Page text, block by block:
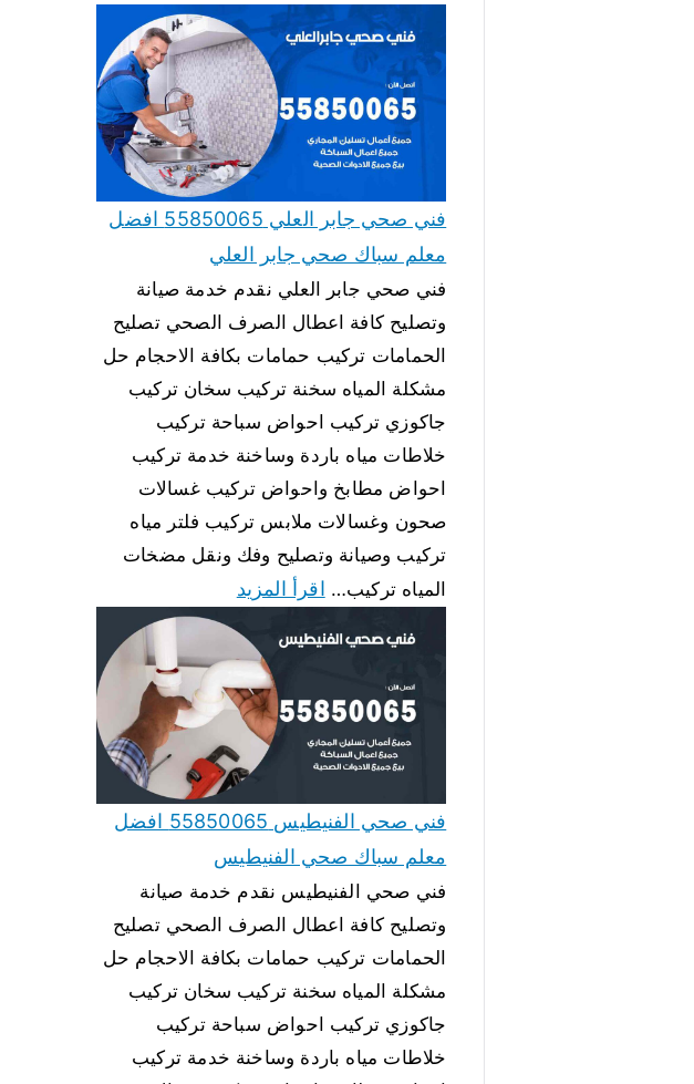
فني صحي جابر العلي 55850065 افضل
معلم سباك صحي جابر العلي
فني صحي جابر العلي نقدم خدمة صيانة
وتصليح كافة اعطال الصرف الصحي تصليح
الحمامات تركيب حمامات بكافة الاحجام حل
مشكلة المياه سخنة تركيب سخان تركيب
جاكوزي تركيب احواض سباحة تركيب
خلاطات مياه باردة وساخنة خدمة تركيب
احواض مطابخ واحواض تركيب غسالات
صحون وغسالات ملابس تركيب فلتر مياه
تركيب وصيانة وتصليح وفك ونقل مضخات
المياه تركيب… اقرأ المزيد
فني صحي الفنيطيس 55850065 افضل
معلم سباك صحي الفنيطيس
فني صحي الفنيطيس نقدم خدمة صيانة
وتصليح كافة اعطال الصرف الصحي تصليح
الحمامات تركيب حمامات بكافة الاحجام حل
مشكلة المياه سخنة تركيب سخان تركيب
جاكوزي تركيب احواض سباحة تركيب
خلاطات مياه باردة وساخنة خدمة تركيب